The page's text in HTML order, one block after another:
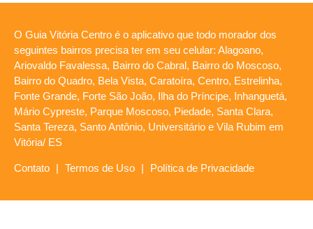
O Guia Vitória Centro é o aplicativo que todo morador dos
seguintes bairros precisa ter em seu celular: Alagoano,
Ariovaldo Favalessa, Bairro do Cabral, Bairro do Moscoso,
Bairro do Quadro, Bela Vista, Caratoíra, Centro, Estrelinha,
Fonte Grande, Forte São João, Ilha do Príncipe, Inhanguetá,
Mário Cypreste, Parque Moscoso, Piedade, Santa Clara,
Santa Tereza, Santo Antônio, Universitário e Vila Rubim em
Vitória/ ES
Contato | Termos de Uso | Política de Privacidade